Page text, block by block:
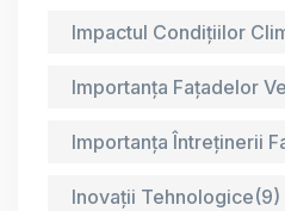
Impactul Condițiilor
Importanța Fațadelor
Importanța Întreținerii
Inovații Tehnologice(9)